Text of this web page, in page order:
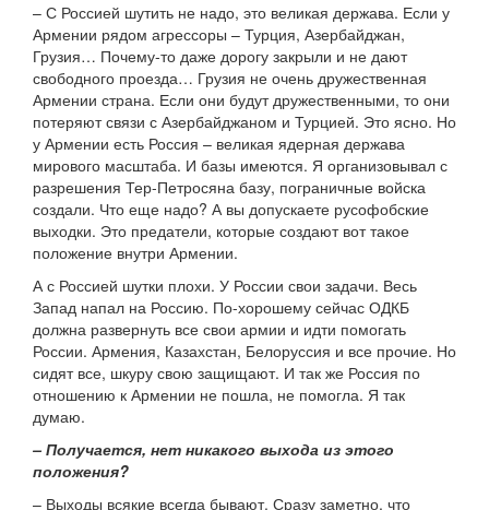
– С Россией шутить не надо, это великая держава. Если у
Армении рядом агрессоры – Турция, Азербайджан,
Грузия… Почему-то даже дорогу закрыли и не дают
свободного проезда… Грузия не очень дружественная
Армении страна. Если они будут дружественными, то они
потеряют связи с Азербайджаном и Турцией. Это ясно. Но
у Армении есть Россия – великая ядерная держава
мирового масштаба. И базы имеются. Я организовывал с
разрешения Тер-Петросяна базу, пограничные войска
создали. Что еще надо? А вы допускаете русофобские
выходки. Это предатели, которые создают вот такое
положение внутри Армении.
А с Россией шутки плохи. У России свои задачи. Весь
Запад напал на Россию. По-хорошему сейчас ОДКБ
должна развернуть все свои армии и идти помогать
России. Армения, Казахстан, Белоруссия и все прочие. Но
сидят все, шкуру свою защищают. И так же Россия по
отношению к Армении не пошла, не помогла. Я так
думаю.
– Получается, нет никакого выхода из этого
положения?
– Выходы всякие всегда бывают. Сразу заметно, что